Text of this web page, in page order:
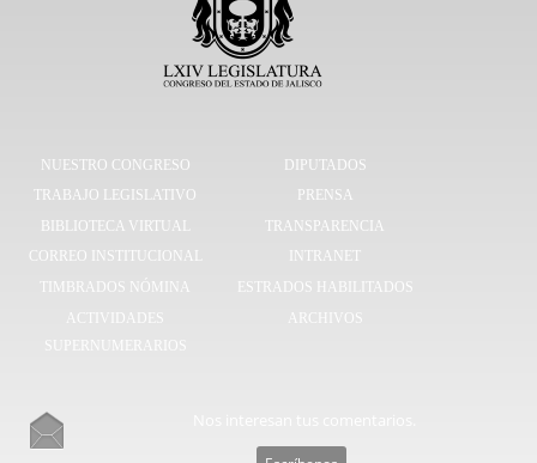
NUESTRO CONGRESO
DIPUTADOS
TRABAJO LEGISLATIVO
PRENSA
BIBLIOTECA VIRTUAL
TRANSPARENCIA
CORREO INSTITUCIONAL
INTRANET
TIMBRADOS NÓMINA
ESTRADOS HABILITADOS
ACTIVIDADES
SUPERNUMERARIOS
ARCHIVOS